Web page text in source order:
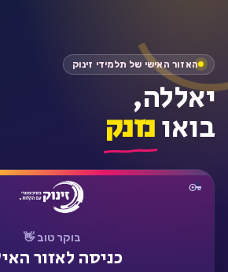
בוקר טוב 👋
כניסה לאזור
האזור האישי של תלמידי זינוק
יאללה,
בואונזנק